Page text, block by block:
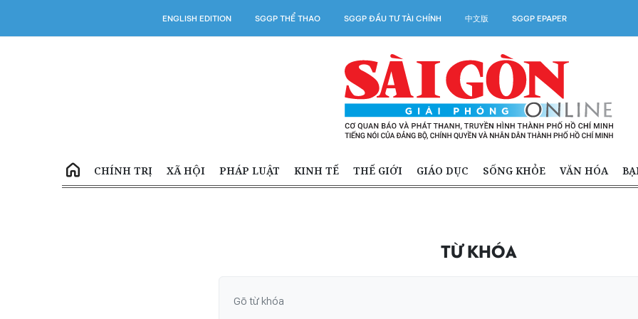
ENGLISH EDITION SGGP THỂ THAO SGGP ĐẦU TƯ TÀI CHÍNH 中文版 SGGP EPAPER
CHÍNH TRỊ XÃ HỘI PHÁP LUẬT KINH TẾ THẾ GIỚI GIÁO DỤC SỐNG KHỎE VĂN HÓA
TỪ KHÓA